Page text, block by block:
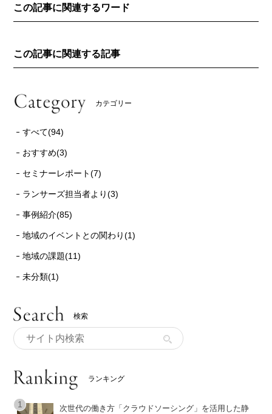
この記事に関連するワード
この記事に関連する記事
カテゴリー
すべて(94)
おすすめ(3)
セミナーレポート(7)
ランサーズ担当者より(3)
事例紹介(85)
地域のイベントとの関わり(1)
地域の課題(11)
未分類(1)
検索
ランキング
次世代の働き方「クラウドソーシング」を活用した静